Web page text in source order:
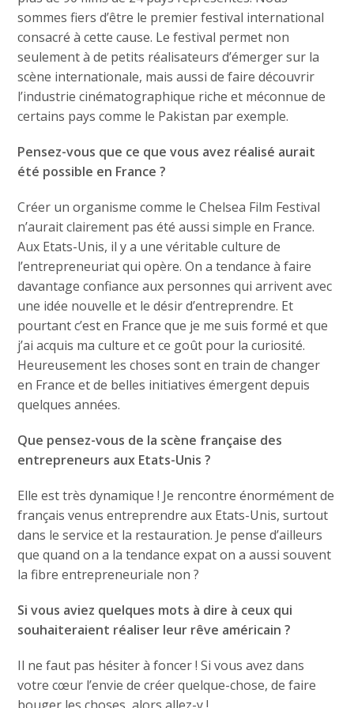
sommes fiers d’être le premier festival international
consacré à cette cause. Le festival permet non
seulement à de petits réalisateurs d’émerger sur la
scène internationale, mais aussi de faire découvrir
l’industrie cinématographique riche et méconnue de
certains pays comme le Pakistan par exemple.
Pensez-vous que ce que vous avez réalisé aurait
été possible en France ?
Créer un organisme comme le Chelsea Film Festival
n’aurait clairement pas été aussi simple en France.
Aux Etats-Unis, il y a une véritable culture de
l’entrepreneuriat qui opère. On a tendance à faire
davantage confiance aux personnes qui arrivent avec
une idée nouvelle et le désir d’entreprendre. Et
pourtant c’est en France que je me suis formé et que
j’ai acquis ma culture et ce goût pour la curiosité.
Heureusement les choses sont en train de changer
en France et de belles initiatives émergent depuis
quelques années.
Que pensez-vous de la scène française des
entrepreneurs aux Etats-Unis ?
Elle est très dynamique ! Je rencontre énormément de
français venus entreprendre aux Etats-Unis, surtout
dans le service et la restauration. Je pense d’ailleurs
que quand on a la tendance expat on a aussi souvent
la fibre entrepreneuriale non ?
Si vous aviez quelques mots à dire à ceux qui
souhaiteraient réaliser leur rêve américain ?
Il ne faut pas hésiter à foncer ! Si vous avez dans
votre cœur l’envie de créer quelque-chose, de faire